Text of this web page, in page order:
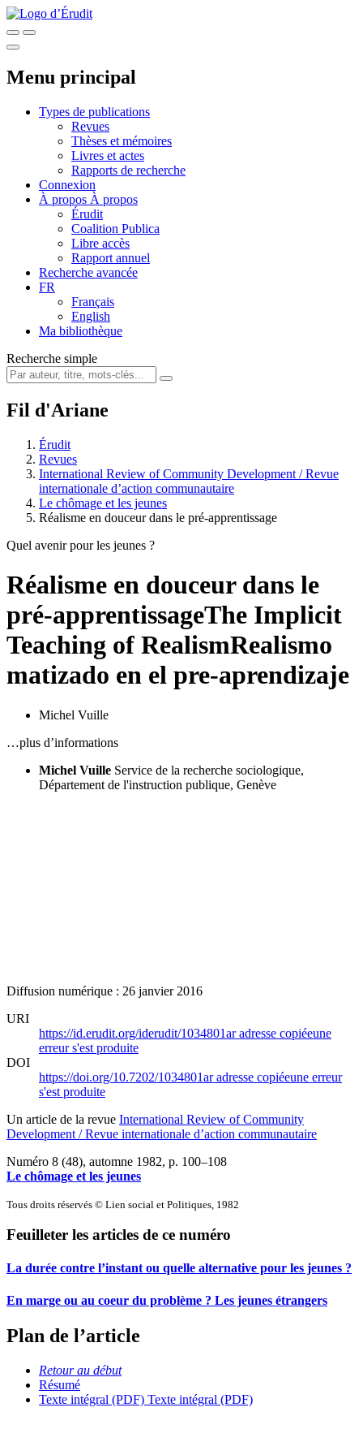
Menu principal
Types de publications
Revues
Thèses et mémoires
Livres et actes
Rapports de recherche
Connexion
À propos À propos
Érudit
Coalition Publica
Libre accès
Rapport annuel
Recherche avancée
FR
Français
English
Ma bibliothèque
Recherche simple
Fil d'Ariane
Érudit
Revues
International Review of Community Development / Revue
internationale d’action communautaire
Le chômage et les jeunes
Réalisme en douceur dans le pré-apprentissage
Quel avenir pour les jeunes ?
Réalisme en douceur dans le
pré-apprentissageThe Implicit
Teaching of RealismRealismo
matizado en el pre-aprendizaje
Michel Vuille
…plus d’informations
Michel Vuille Service de la recherche sociologique,
Département de l'instruction publique, Genève
Diffusion numérique : 26 janvier 2016
URI
https://id.erudit.org/iderudit/1034801aradresse copiéeune
erreur s'est produite
DOI
https://doi.org/10.7202/1034801aradresse copiéeune erreur
s'est produite
Un article de la revue International Review of Community
Development / Revue internationale d’action communautaire
Numéro 8 (48), automne 1982, p. 100–108
Le chômage et les jeunes
Tous droits réservés © Lien social et Politiques, 1982
Feuilleter les articles de ce numéro
La durée contre l’instant ou quelle alternative pour les jeunes ?
En marge ou au coeur du problème ? Les jeunes étrangers
Plan de l’article
Retour au début
Résumé
Texte intégral (PDF) Texte intégral (PDF)